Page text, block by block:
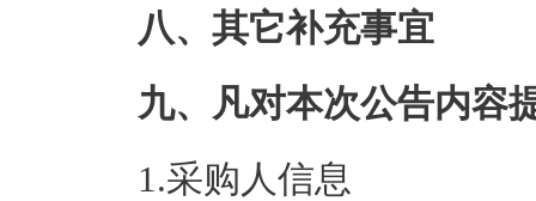
八、其它补充事宜
九、凡对本次公告内容
1.采购人信息